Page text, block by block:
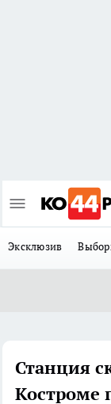
Эксклюзив
Станция
Костроме